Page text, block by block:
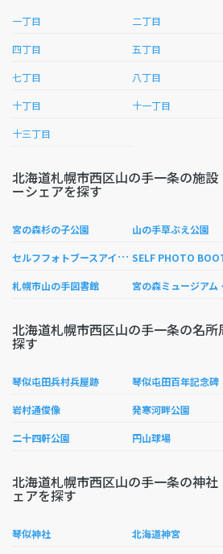
一丁目 二丁目
四丁目 五丁目
七丁目 八丁目
十丁目 十一丁目
十三丁目
北海道札幌市西区山の手一条の施
ーシェアを探す
宮の森杉の子公園 山の手草ぶえ公園
セ
ルフフォトブースアイシャ
札幌市山の手図書館
北海道札幌市西区山の手一条の名
探す
琴似屯田兵村兵屋跡 琴似屯田百年記念碑
岩村通俊像 発寒河畔公園
二十四軒公園 円山球場
北海道札幌市西区山の手一条の神
ェアを探す
琴似神社 北海道神宮